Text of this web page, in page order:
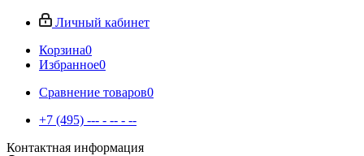
Личный кабинет
Корзина0
Избранное0
Сравнение товаров0
+7 (495) --- - -- - --
Контактная информация